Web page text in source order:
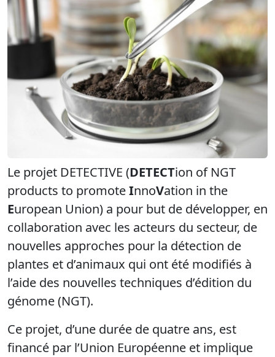
Le projet DETECTIVE (DETECTion of NGT
products to promoteInnoVation in the
European Union) a pour but de développer, en
collaboration avec les acteurs du secteur, de
nouvelles approches pour la détection de
plantes et d’animaux qui ont été modifiés à
l’aide des nouvelles techniques d’édition du
génome (NGT).
Ce projet, d’une durée de quatre ans, est
financé par l’Union Européenne et implique